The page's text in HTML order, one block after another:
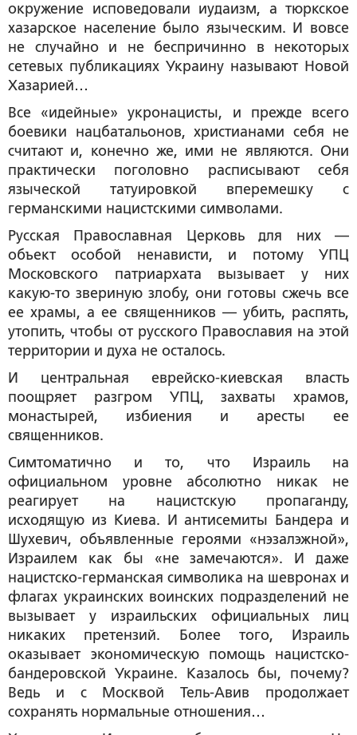
окружение исповедовали иудаизм, а тюркское
хазарское население было языческим. И вовсе
не случайно и не беспричинно в некоторых
сетевых публикациях Украину называют Новой
Хазарией…
Все «идейные» укронацисты, и прежде всего
боевики нацбатальонов, христианами себя не
считают и, конечно же, ими не являются. Они
практически поголовно расписывают себя
языческой татуировкой вперемешку с
германскими нацистскими символами.
Русская Православная Церковь для них —
объект особой ненависти, и потому УПЦ
Московского патриархата вызывает у них
какую-то звериную злобу, они готовы сжечь все
ее храмы, а ее священников — убить, распять,
утопить, чтобы от русского Православия на этой
территории и духа не осталось.
И центральная еврейско-киевская власть
поощряет разгром УПЦ, захваты храмов,
монастырей, избиения и аресты ее
священников.
Симтоматично и то, что Израиль на
официальном уровне абсолютно никак не
реагирует на нацистскую пропаганду,
исходящую из Киева. И антисемиты Бандера и
Шухевич, объявленные героями «нэзалэжной»,
Израилем как бы «не замечаются». И даже
нацистско-германская символика на шевронах и
флагах украинских воинских подразделений не
вызывает у израильских официальных лиц
никаких претензий. Более того, Израиль
оказывает экономическую помощь нацистско-
бандеровской Украине. Казалось бы, почему?
Ведь и с Москвой Тель-Авив продолжает
сохранять нормальные отношения…